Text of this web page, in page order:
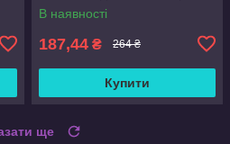
В наявності
187,44 ₴ 264 ₴
Купити
ще